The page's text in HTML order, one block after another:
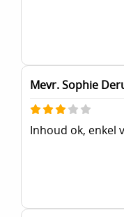
Mevr. Sophie
Inhoud ok, enkel